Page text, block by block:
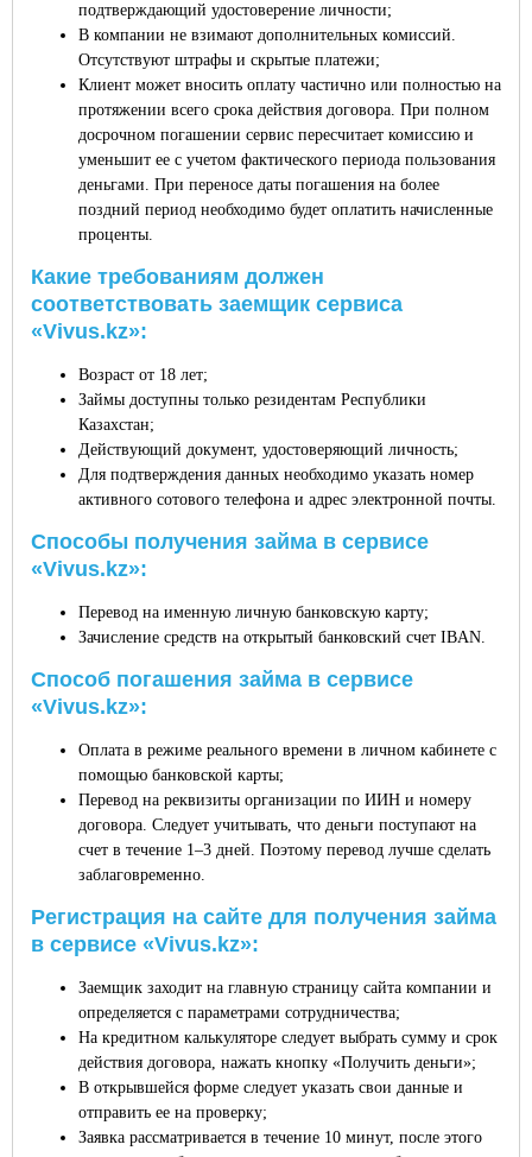
подтверждающий удостоверение личности;
В компании не взимают дополнительных комиссий.
Отсутствуют штрафы и скрытые платежи;
Клиент может вносить оплату частично или полностью на
протяжении всего срока действия договора. При полном
досрочном погашении сервис пересчитает комиссию и
уменьшит ее с учетом фактического периода пользования
деньгами. При переносе даты погашения на более
поздний период необходимо будет оплатить начисленные
проценты.
Какие требованиям должен
соответствовать заемщик сервиса
«Vivus.kz»:
Возраст от 18 лет;
Займы доступны только резидентам Республики
Казахстан;
Действующий документ, удостоверяющий личность;
Для подтверждения данных необходимо указать номер
активного сотового телефона и адрес электронной почты.
Способы получения займа в сервисе
«Vivus.kz»:
Перевод на именную личную банковскую карту;
Зачисление средств на открытый банковский счет IBAN.
Способ погашения займа в сервисе
«Vivus.kz»:
Оплата в режиме реального времени в личном кабинете с
помощью банковской карты;
Перевод на реквизиты организации по ИИН и номеру
договора. Следует учитывать, что деньги поступают на
счет в течение 1–3 дней. Поэтому перевод лучше сделать
заблаговременно.
Регистрация на сайте для получения займа
в сервисе «Vivus.kz»:
Заемщик заходит на главную страницу сайта компании и
определяется с параметрами сотрудничества;
На кредитном калькуляторе следует выбрать сумму и срок
действия договора, нажать кнопку «Получить деньги»;
В открывшейся форме следует указать свои данные и
отправить ее на проверку;
Заявка рассматривается в течение 10 минут, после этого